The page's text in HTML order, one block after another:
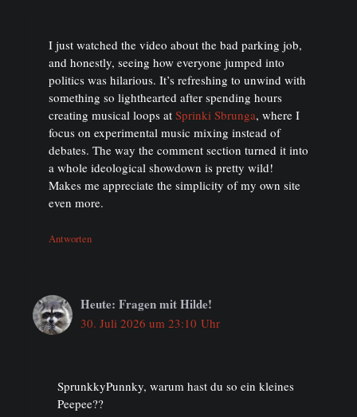
I just watched the video about the bad parking job,
and honestly, seeing how everyone jumped into
politics was hilarious. It’s refreshing to unwind with
something so lighthearted after spending hours
creating musical loops at Sprinki Sbrunga, where I
focus on experimental music mixing instead of
debates. The way the comment section turned it into
a whole ideological showdown is pretty wild!
Makes me appreciate the simplicity of my own site
even more.
Antworten
Heute: Fragen mit Hilde!
30. Juli 2026 um 23:10 Uhr
SprunkkyPunnky, warum hast du so ein kleines
Peepee??